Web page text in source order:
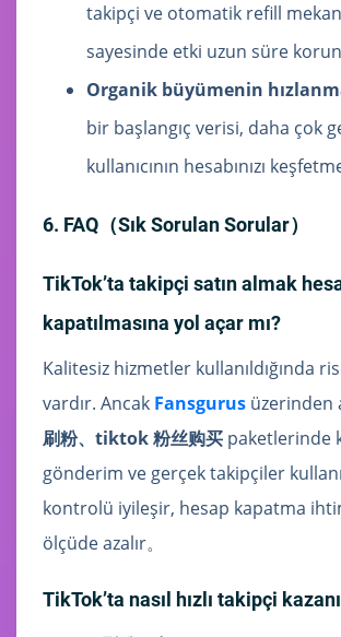
takipçi ve otomatik refill
sayesinde etki uzun süre
Organik büyümenin
bir başlangıç verisi, daha çok
kullanıcının hesabınızı
6. FAQ（Sık Sorulan Sorular）
TikTok’ta takipçi satın almak
kapatılmasına yol açar mı?
Kalitesiz hizmetler kullanıldığında
vardır. Ancak Fansgurus üzerinden
刷粉、tiktok 粉丝购买 paketlerinde
gönderim ve gerçek takipçiler
kontrolü iyileşir, hesap kapatma
ölçüde azalır。
TikTok’ta nasıl hızlı takipçi